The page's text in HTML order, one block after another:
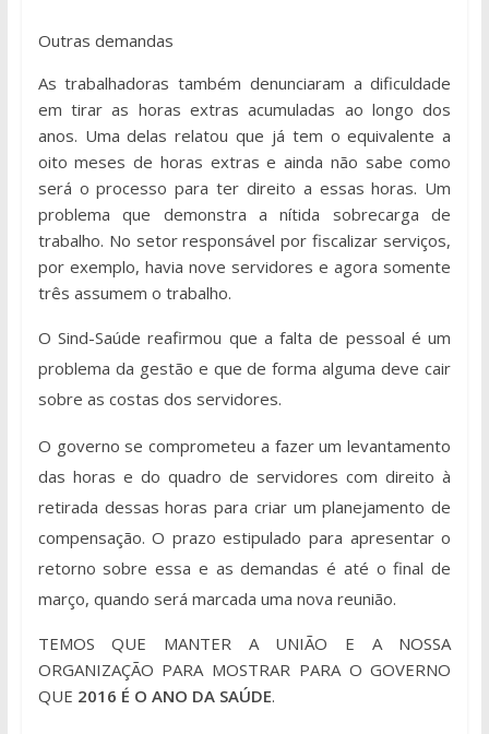
Outras demandas
As trabalhadoras também denunciaram a dificuldade
em tirar as horas extras acumuladas ao longo dos
anos. Uma delas relatou que já tem o equivalente a
oito meses de horas extras e ainda não sabe como
será o processo para ter direito a essas horas. Um
problema que demonstra a nítida sobrecarga de
trabalho. No setor responsável por fiscalizar serviços,
por exemplo, havia nove servidores e agora somente
três assumem o trabalho.
O Sind-Saúde reafirmou que a falta de pessoal é um
problema da gestão e que de forma alguma deve cair
sobre as costas dos servidores.
O governo se comprometeu a fazer um levantamento
das horas e do quadro de servidores com direito à
retirada dessas horas para criar um planejamento de
compensação. O prazo estipulado para apresentar o
retorno sobre essa e as demandas é até o final de
março, quando será marcada uma nova reunião.
TEMOS QUE MANTER A UNIÃO E A NOSSA
ORGANIZAÇÃO PARA MOSTRAR PARA O GOVERNO
QUE 2016 É O ANO DA SAÚDE.